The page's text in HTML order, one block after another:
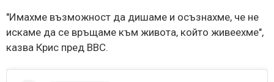
"Имахме възможност да дишаме и осъзнахме, че не
искаме да се връщаме към живота, който живеехме",
казва Крис пред BBC.